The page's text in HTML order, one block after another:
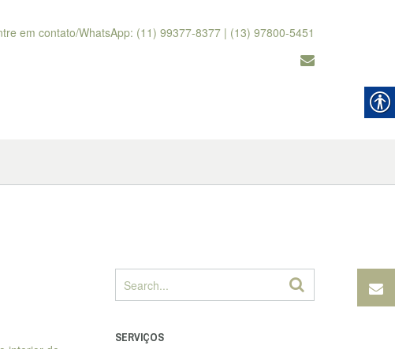
em contato/WhatsApp: (11) 99377-8377 | (13) 97800-5451
SERVIÇOS